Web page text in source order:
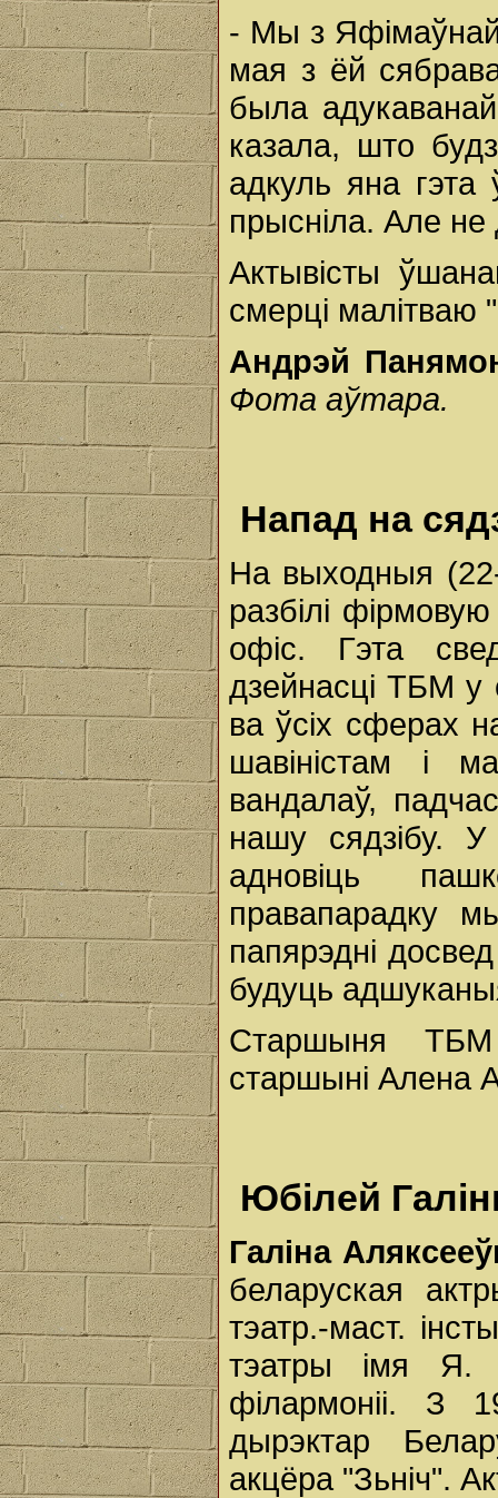
- Мы з Яфімаўнай
мая з ёй
была
казала, што
адкуль яна гэта
прысніла. Але
Актывісты
смерці
Андрэй
Фота аўтара.
Напад на
На выходныя (22-
разбілі
офіс. Гэта
дзейнасці ТБМ
ва ўсіх сферах
шавіністам і
вандалаў,
нашу сядзібу.
адновіць
правапарадку
папярэдні
будуць
Старшыня
старшыні Алена
Юбілей
Галіна
беларуская
тэатр.-маст.
тэатры імя Я.
філармоніі. З
дырэктар
акцёра "Зьніч".